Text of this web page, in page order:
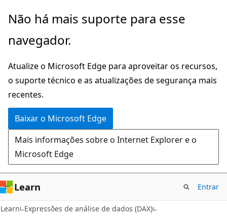
Pular
o
principal
Não há mais suporte para esse
navegador.
Atualize o Microsoft Edge para aproveitar os recursos,
o suporte técnico e as atualizações de segurança mais
recentes.
Baixar o Microsoft Edge
Mais informações sobre o Internet Explorer e o
Microsoft Edge
Learn Entrar
Learn Expressões de análise de dados (DAX)